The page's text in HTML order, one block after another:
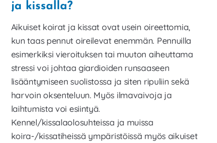
ja kissalla?
Aikuiset koirat ja kissat ovat usein oireettomia,
kun taas pennut oireilevat enemmän. Pennuilla
esimerkiksi vieroituksen tai muuton aiheuttama
stressi voi johtaa giardioiden runsaaseen
lisääntymiseen suolistossa ja siten ripuliin sekä
harvoin oksenteluun. Myös ilmavaivoja ja
laihtumista voi esiintyä.
Kennel/kissalaolosuhteissa ja muissa
koira-/kissatiheissä ympäristöissä myös aikuiset